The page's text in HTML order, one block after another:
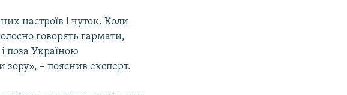
настроїв і чуток. Коли
говорять гармати,
поза Україною
зору», – пояснив експерт.